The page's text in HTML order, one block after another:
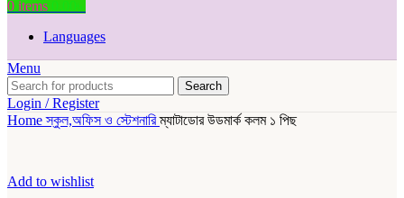
0 items
Languages
Menu
Search
Login / Register
Homeস্কুল,অফিস ও স্টেশনারিম্যাটাডোর উডমার্ক কলম ১ পিছ
Add to wishlist